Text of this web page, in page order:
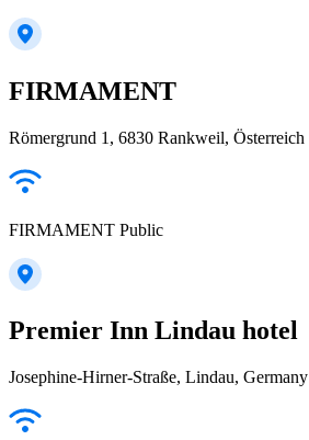
FIRMAMENT
Römergrund 1, 6830 Rankweil, Österreich
FIRMAMENT Public
Premier Inn Lindau hotel
Josephine-Hirner-Straße, Lindau, Germany